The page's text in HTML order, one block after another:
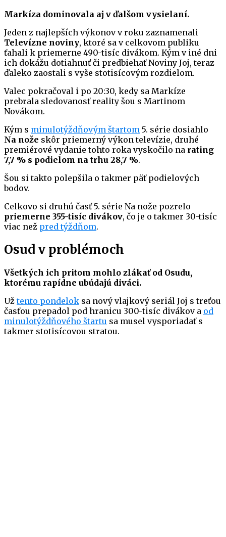
Markíza dominovala aj v ďalšom vysielaní.
Jeden z najlepších výkonov v roku zaznamenali
Televízne noviny, ktoré sa v celkovom publiku
ťahali k priemerne 490-tisíc divákom. Kým v iné dni
ich dokážu dotiahnuť či predbiehať Noviny Joj, teraz
ďaleko zaostali s vyše stotisícovým rozdielom.
Valec pokračoval i po 20:30, kedy sa Markíze
prebrala sledovanosť reality šou s Martinom
Novákom.
Kým s minulotýždňovým štartom 5. série dosiahlo
Na nože skôr priemerný výkon televízie, druhé
premiérové vydanie tohto roka vyskočilo na rating
7,7 % s podielom na trhu 28,7 %.
Šou si takto polepšila o takmer päť podielových
bodov.
Celkovo si druhú časť 5. série Na nože pozrelo
priemerne 355-tisíc divákov, čo je o takmer 30-tisíc
viac než pred týždňom.
Osud v problémoch
Všetkých ich pritom mohlo zlákať od Osudu,
ktorému rapídne ubúdajú diváci.
Užtento pondelok sa nový vlajkový seriál Joj s treťou
časťou prepadol pod hranicu 300-tisíc divákov a od
minulotýždňového štartu sa musel vysporiadať s
takmer stotisícovou stratou.